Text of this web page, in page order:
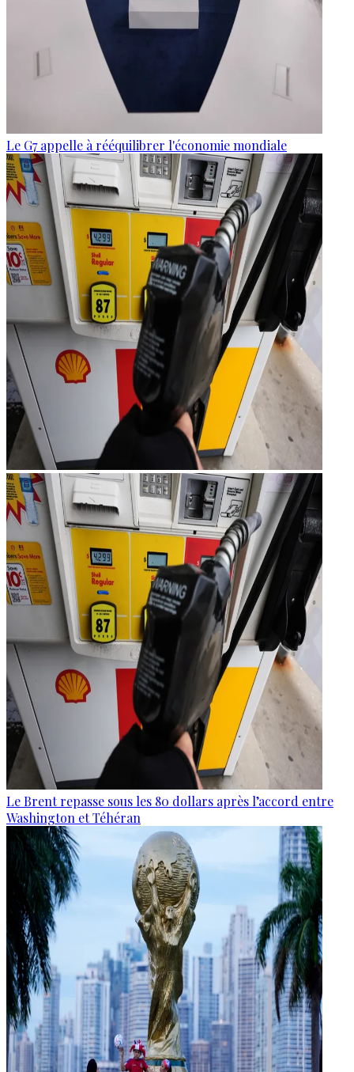
Le G7 appelle à rééquilibrer l'économie mondiale
Le Brent repasse sous les 80 dollars après l’accord entre
Washington et Téhéran